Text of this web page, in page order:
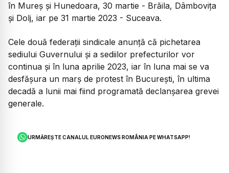
în Mureş şi Hunedoara, 30 martie - Brăila, Dâmboviţa
şi Dolj, iar pe 31 martie 2023 - Suceava.
Cele două federaţii sindicale anunţă că pichetarea
sediului Guvernului şi a sediilor prefecturilor vor
continua şi în luna aprilie 2023, iar în luna mai se va
desfăşura un marş de protest în Bucureşti, în ultima
decadă a lunii mai fiind programată declanşarea grevei
generale.
URMĂREȘTE CANALUL EURONEWS ROMÂNIA PE WHATSAPP!